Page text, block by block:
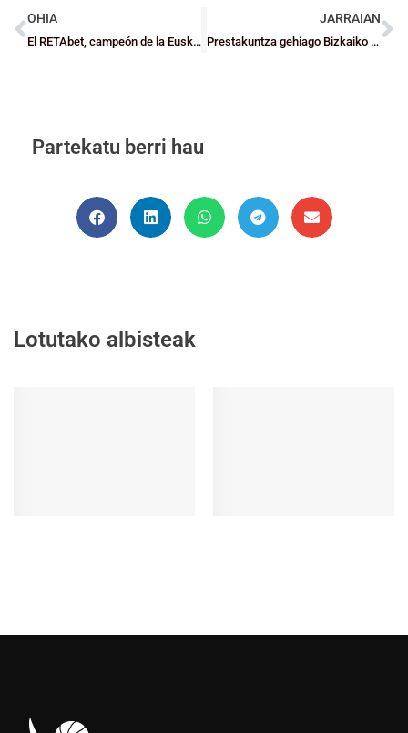
OHIA
El RETAbet, campeón de la Euskal Kopa y el Santurtzi certifica su pase a la final de la EBA
JARRAIAN
Prestakuntza gehiago Bizkaiko Aurreselekzioentzat
Partekatu berri hau
Lotutako albisteak